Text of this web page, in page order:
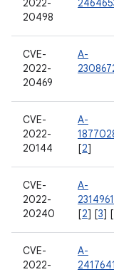
2022-
20498
CVE-
2022-
20469
A-
CVE-
2022-
20144
A-
[2]
CVE-
2022-
20240
A-
[2] [3] [
CVE-
2022-
A-